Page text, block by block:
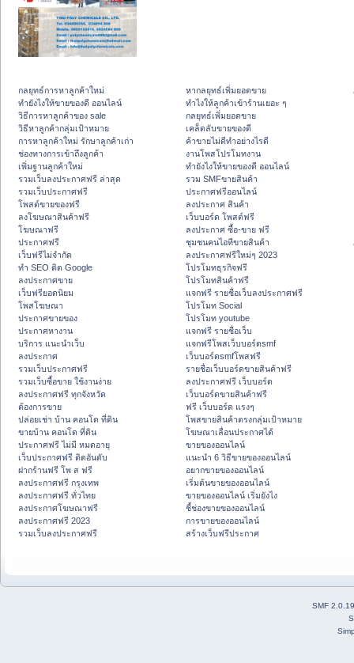
กลยุทธ์การหาลูกค้าใหม่
ทํายังไงให้ขายของดี ออนไลน์
วิธีการหาลูกค้าของ sale
วิธีหาลูกค้ากลุ่มเป้าหมาย
การหาลูกค้าใหม่ รักษาลูกค้าเก่า
ช่องทางการเข้าถึงลูกค้า
เพิ่มฐานลูกค้าใหม่
รวมเว็บลงประกาศฟรี ล่าสุด
รวมเว็บประกาศฟรี
โพสต์ขายของฟรี
ลงโฆษณาสินค้าฟรี
โฆษณาฟรี
ประกาศฟรี
เว็บฟรีไม่จำกัด
ทำ SEO ติด Google
ลงประกาศขาย
เว็บฟรียอดนิยม
โพสโฆษณา
ประกาศขายของ
ประกาศหางาน
บริการ แนะนำเว็บ
ลงประกาศ
รวมเว็บประกาศฟรี
รวมเว็บซื้อขาย ใช้งานง่าย
ลงประกาศฟรี ทุกจังหวัด
ต้องการขาย
ปล่อยเช่า บ้าน คอนโด ที่ดิน
ขายบ้าน คอนโด ที่ดิน
ประกาศฟรี ไม่มี หมดอายุ
เว็บประกาศฟรี ติดอันดับ
ฝากร้านฟรี โพ ส ฟรี
ลงประกาศฟรี กรุงเทพ
ลงประกาศฟรี ทั่วไทย
ลงประกาศโฆษณาฟรี
ลงประกาศฟรี 2023
รวมเว็บลงประกาศฟรี
หากลยุทธ์เพิ่มยอดขาย
ทําไงให้ลูกค้าเข้าร้านเยอะ ๆ
กลยุทธ์เพิ่มยอดขาย
เคล็ดลับขายของดี
ค้าขายไม่ดีทำอย่างไรดี
งานโพสโปรโมทงาน
ทํายังไงให้ขายของดี ออนไลน์
รวม SMFขายสินค้า
ประกาศฟรีออนไลน์
ลงประกาศ สินค้า
เว็บบอร์ด โพสต์ฟรี
ลงประกาศ ซื้อ-ขาย ฟรี
ชุมชนคนไอทีขายสินค้า
ลงประกาศฟรีใหม่ๆ 2023
โปรโมทธุรกิจฟรี
โปรโมทสินค้าฟรี
แจกฟรี รายชื่อเว็บลงประกาศฟรี
โปรโมท Social
โปรโมท youtube
แจกฟรี รายชื่อเว็บ
แจกฟรีโพสเว็บบอร์ดsmf
เว็บบอร์ดsmfโพสฟรี
รายชื่อเว็บบอร์ดขายสินค้าฟรี
ลงประกาศฟรี เว็บบอร์ด
เว็บบอร์ดขายสินค้าฟรี
ฟรี เว็บบอร์ด แรงๆ
โพสขายสินค้าตรงกลุ่มเป้าหมาย
โฆษณาเลื่อนประกาศได้
ขายของออนไลน์
แนะนำ 6 วิธีขายของออนไลน์
อยากขายของออนไลน์
เริ่มต้นขายของออนไลน์
ขายของออนไลน์ เริ่มยังไง
ชี้ช่องขายของออนไลน์
การขายของออนไลน์
สร้างเว็บฟรีประกาศ
SMF 2.0.19